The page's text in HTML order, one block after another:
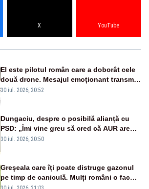
X YouTube
El este pilotul român care a doborât cele
două drone. Mesajul emoționant transmis
românilor - VIDEO
30 iul. 2026, 20:52
Dungaciu, despre o posibilă alianță cu
PSD: „Îmi vine greu să cred că AUR are
încredere că PSD se va ține de cuvânt”
30 iul. 2026, 20:50
Greșeala care îți poate distruge gazonul
pe timp de caniculă. Mulți români o fac
fără să își dea seama